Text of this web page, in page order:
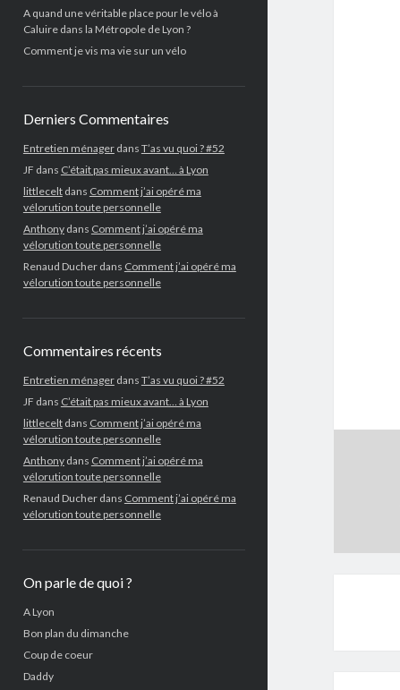
A quand une véritable place pour le vélo à
Caluire dans la Métropole de Lyon ?
Comment je vis ma vie sur un vélo
Derniers Commentaires
Entretien ménagerdans T’as vu quoi ? #52
JF dans C’était pas mieux avant… à Lyon
littleceltdans Comment j’ai opéré ma
vélorution toute personnelle
Anthonydans Comment j’ai opéré ma
vélorution toute personnelle
Renaud Ducherdans Comment j’ai opéré ma
vélorution toute personnelle
Commentaires récents
Entretien ménagerdans T’as vu quoi ? #52
JF dans C’était pas mieux avant… à Lyon
littleceltdans Comment j’ai opéré ma
vélorution toute personnelle
Anthonydans Comment j’ai opéré ma
vélorution toute personnelle
Renaud Ducherdans Comment j’ai opéré ma
vélorution toute personnelle
On parle de quoi ?
A Lyon
Bon plan du dimanche
Coup de coeur
Daddy